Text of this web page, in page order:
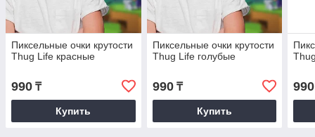
Пиксельные очки крутости
Thug Life красные
990 ₸
Купить
Пиксельные очки крутости
Thug Life голубые
990₸
Купить
990